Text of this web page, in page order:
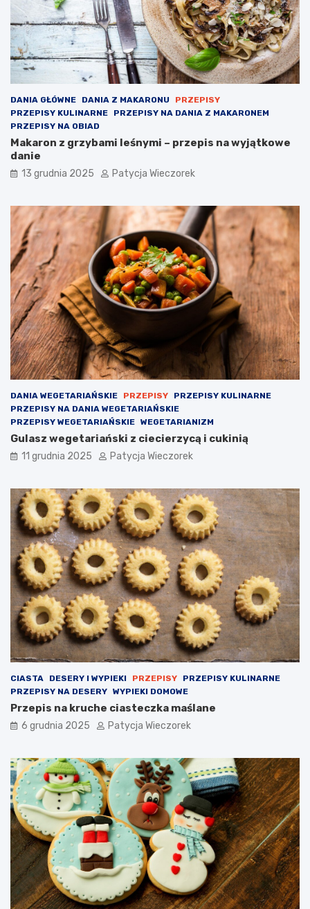
DANIA GŁÓWNE DANIA Z MAKARONU
PRZEPISY
PRZEPISY KULINARNE
PRZEPISY NA DANIA Z MAKARONEM
PRZEPISY NA OBIAD
Makaron z grzybami leśnymi – przepis na wyjątkowe
danie
13 grudnia 2025 Patycja Wieczorek
DANIA WEGETARIAŃSKIE PRZEPISY
PRZEPISY KULINARNE
PRZEPISY NA DANIA WEGETARIAŃSKIE
PRZEPISY WEGETARIAŃSKIE WEGETARIANIZM
Gulasz wegetariański z ciecierzycą i cukinią
11 grudnia 2025 Patycja Wieczorek
CIASTA DESERY I WYPIEKI PRZEPISY
PRZEPISY KULINARNE
PRZEPISY NA DESERY WYPIEKI DOMOWE
Przepis na kruche ciasteczka maślane
6 grudnia 2025 Patycja Wieczorek